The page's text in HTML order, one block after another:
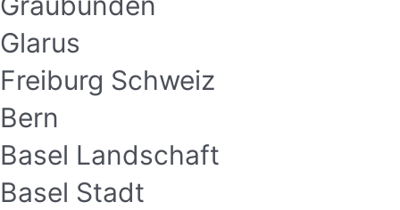
Glarus
Freiburg Schweiz
Bern
Basel Landschaft
Basel Stadt